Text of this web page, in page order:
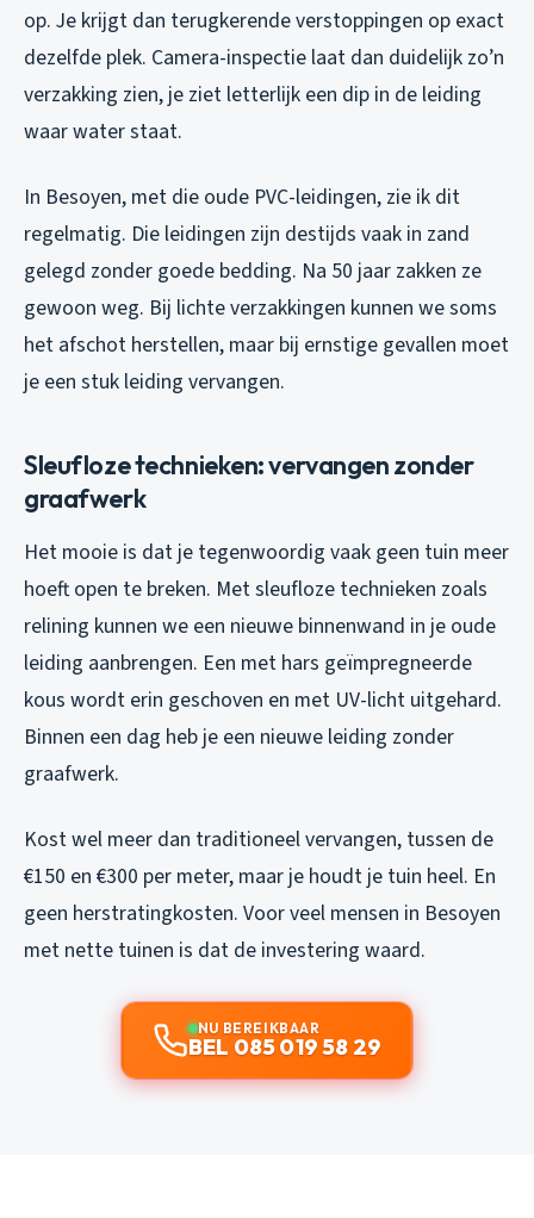
op. Je krijgt dan terugkerende verstoppingen op exact
dezelfde plek. Camera-inspectie laat dan duidelijk zo’n
verzakking zien, je ziet letterlijk een dip in de leiding
waar water staat.
In Besoyen, met die oude PVC-leidingen, zie ik dit
regelmatig. Die leidingen zijn destijds vaak in zand
gelegd zonder goede bedding. Na 50 jaar zakken ze
gewoon weg. Bij lichte verzakkingen kunnen we soms
het afschot herstellen, maar bij ernstige gevallen moet
je een stuk leiding vervangen.
Sleufloze technieken: vervangen zonder
graafwerk
Het mooie is dat je tegenwoordig vaak geen tuin meer
hoeft open te breken. Met sleufloze technieken zoals
relining kunnen we een nieuwe binnenwand in je oude
leiding aanbrengen. Een met hars geïmpregneerde
kous wordt erin geschoven en met UV-licht uitgehard.
Binnen een dag heb je een nieuwe leiding zonder
graafwerk.
Kost wel meer dan traditioneel vervangen, tussen de
€150 en €300 per meter, maar je houdt je tuin heel. En
geen herstratingkosten. Voor veel mensen in Besoyen
met nette tuinen is dat de investering waard.
NU BEREIKBAAR
BEL 085 019 58 29